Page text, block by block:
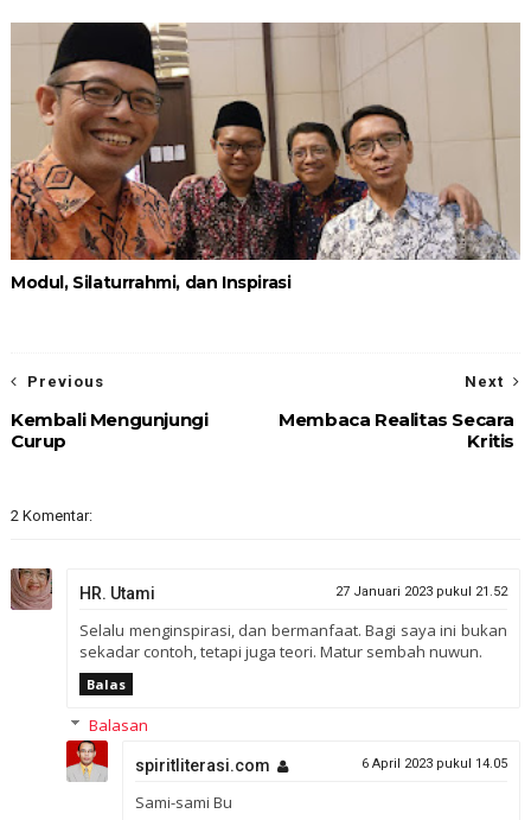
Modul, Silaturrahmi, dan Inspirasi
Next
Membaca Realitas Secara
Kritis
Previous
Kembali Mengunjungi
Curup
2 Komentar:
HR. Utami 27 Januari 2023 pukul 21.52
Selalu menginspirasi, dan bermanfaat. Bagi saya ini bukan
sekadar contoh, tetapi juga teori. Matur sembah nuwun.
Balas
Balasan
spiritliterasi.com 6 April 2023 pukul 14.05
Sami-sami Bu